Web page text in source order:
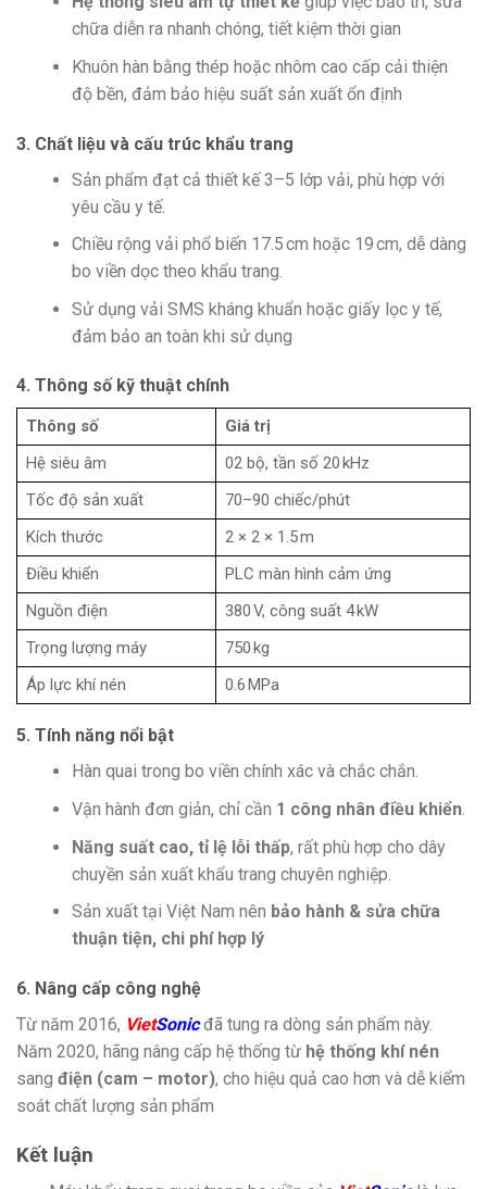
chữa diễn ra nhanh chóng, tiết kiệm thời gian
Khuôn hàn bằng thép hoặc nhôm cao cấp cải thiện
độ bền, đảm bảo hiệu suất sản xuất ổn định
3. Chất liệu và cấu trúc khẩu trang
Sản phẩm đạt cả thiết kế 3–5 lớp vải, phù hợp với
yêu cầu y tế.
Chiều rộng vải phổ biến 17.5 cm hoặc 19 cm, dễ dàng
bo viền dọc theo khẩu trang.
Sử dụng vải SMS kháng khuẩn hoặc giấy lọc y tế,
đảm bảo an toàn khi sử dụng
4. Thông số kỹ thuật chính
Thông số
Giá trị
Hệ siêu âm
02 bộ, tần số 20 kHz
Tốc độ sản xuất
70–90 chiếc/phút
Kích thước
2 × 2 × 1.5 m
Điều khiển
PLC màn hình cảm ứng
Nguồn điện
380 V, công suất 4 kW
Trọng lượng máy
750 kg
Áp lực khí nén
0.6 MPa
5. Tính năng nổi bật
Hàn quai trong bo viền chính xác và chắc chắn.
Vận hành đơn giản, chỉ cần 1 công nhân điều khiển.
Năng suất cao, tỉ lệ lỗi thấp, rất phù hợp cho dây
chuyền sản xuất khẩu trang chuyên nghiệp.
Sản xuất tại Việt Nam nên bảo hành & sửa chữa
thuận tiện, chi phí hợp lý
6. Nâng cấp công nghệ
Từ năm 2016, VietSonicđã tung ra dòng sản phẩm này.
Năm 2020, hãng nâng cấp hệ thống từ hệ thống khí nén
sang điện (cam – motor), cho hiệu quả cao hơn và dễ kiểm
soát chất lượng sản phẩm
Kết luận